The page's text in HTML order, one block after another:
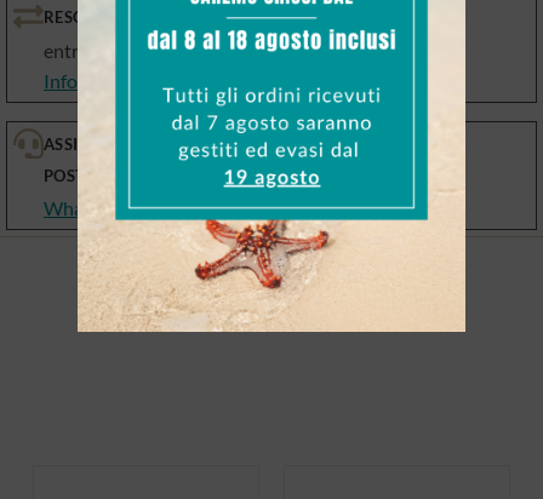
RESO GARANTITO
entro 10 giorni
Info Resi e Cambi
ASSISTENZA PRE E
POST VENDITA
WhatsApp, email, telefono